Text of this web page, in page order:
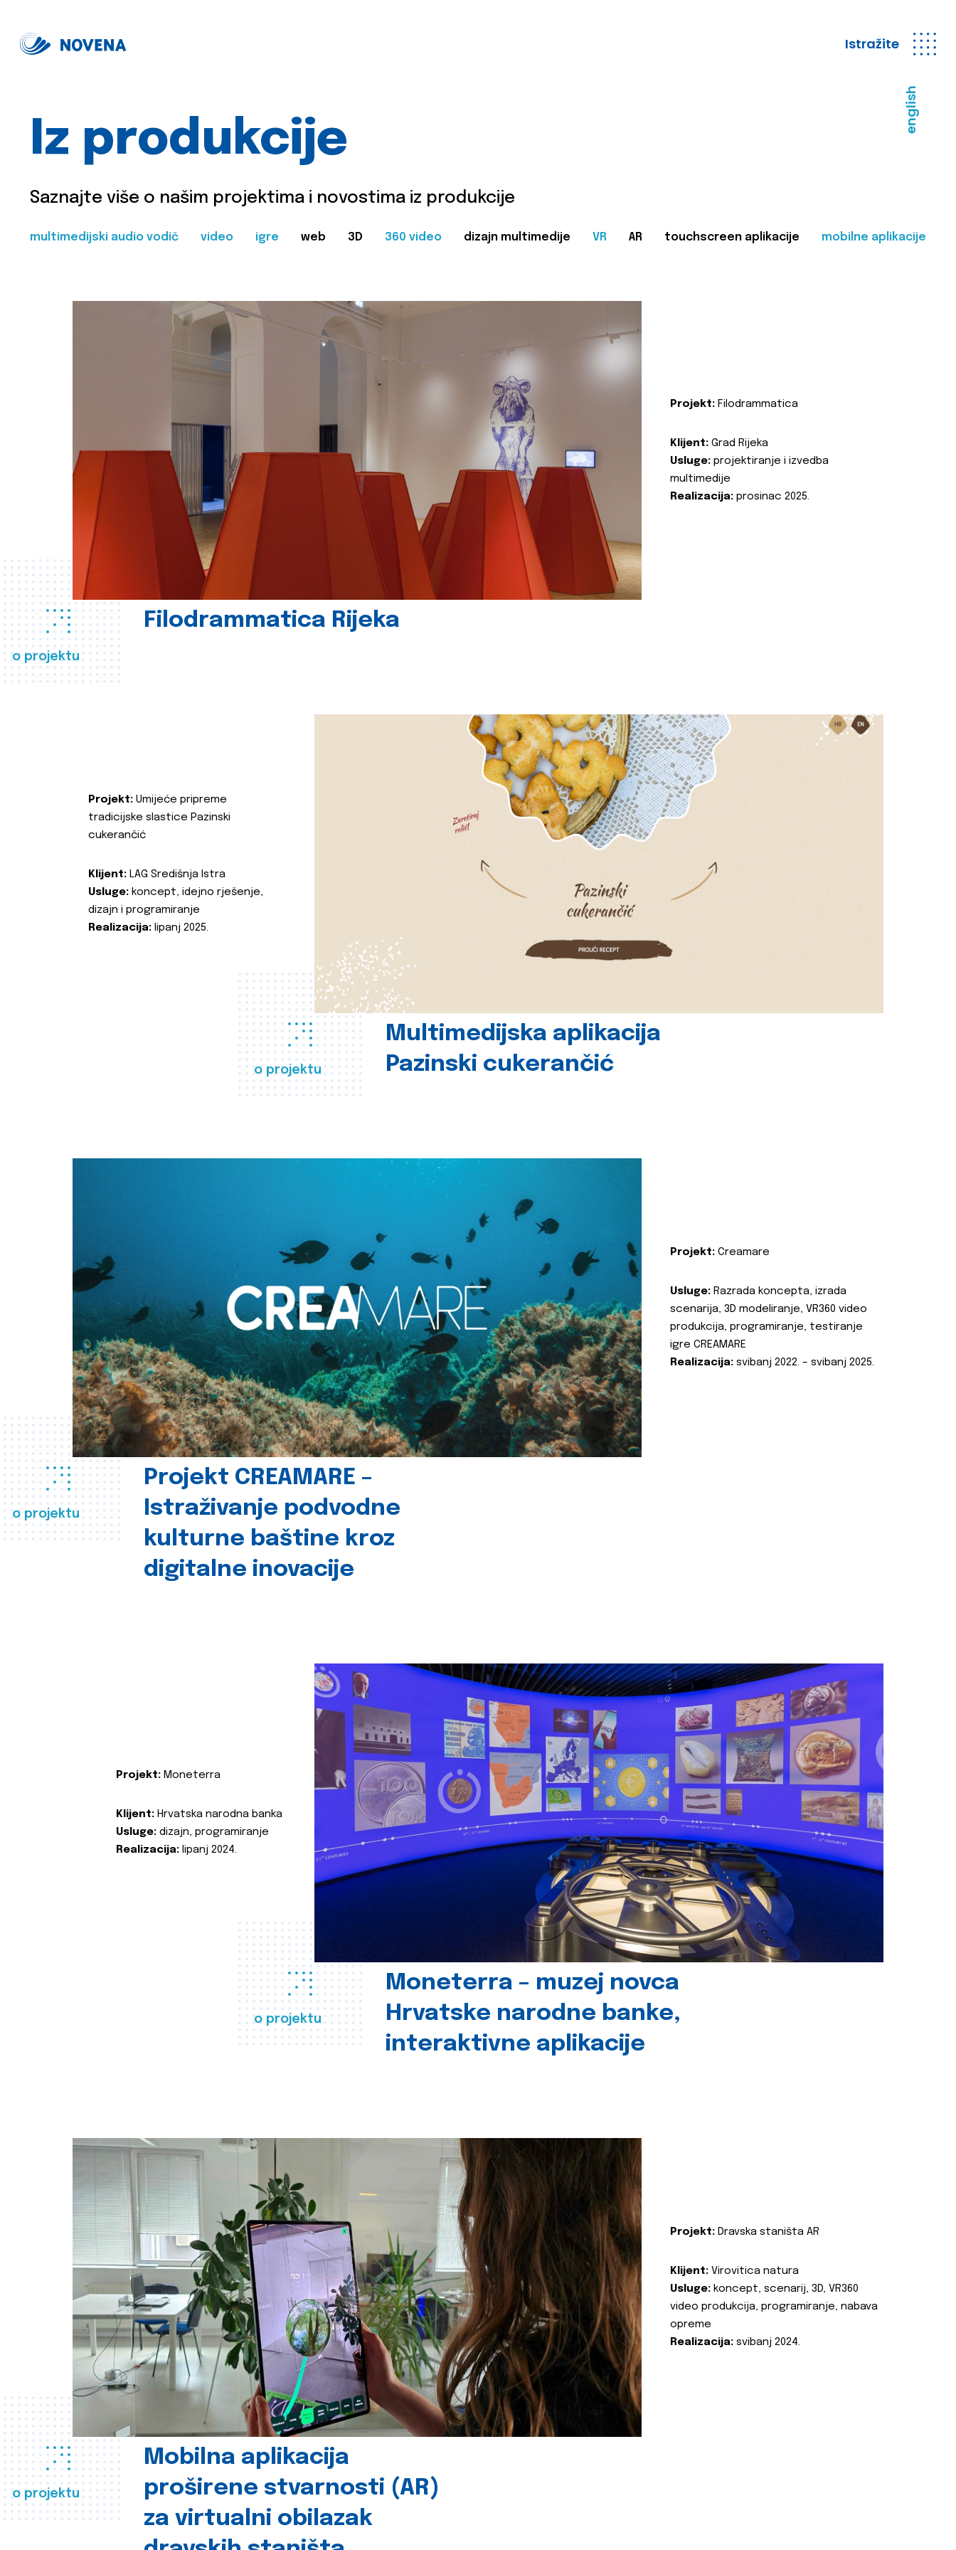
Istražite
english
Iz produkcije
Saznajte više o našim projektima i novostima iz produkcije
multimedijski audio vodič video igre web 3D 360 video dizajn multimedije VR AR touchscreen aplikacije mobilne aplikacije
o projektu
Filodrammatica Rijeka
Projekt: Filodrammatica
Klijent: Grad Rijeka
Usluge: projektiranje i izvedba
multimedije
Realizacija: prosinac 2025.
o projektu
Multimedijska aplikacija
Pazinski cukerančić
Projekt: Umijeće pripreme
tradicijske slastice Pazinski
cukerančić
Klijent: LAG Središnja Istra
Usluge: koncept, idejno rješenje,
dizajn i programiranje
Realizacija: lipanj 2025.
o projektu
Projekt CREAMARE –
Istraživanje podvodne
kulturne baštine kroz
digitalne inovacije
Projekt: Creamare
Usluge: Razrada koncepta, izrada
scenarija, 3D modeliranje, VR360 video
produkcija, programiranje, testiranje
igre CREAMARE
Realizacija: svibanj 2022. – svibanj 2025.
o projektu
Moneterra – muzej novca
Hrvatske narodne banke,
interaktivne aplikacije
Projekt: Moneterra
Klijent: Hrvatska narodna banka
Usluge: dizajn, programiranje
Realizacija: lipanj 2024.
o projektu
Mobilna aplikacija
proširene stvarnosti (AR)
za virtualni obilazak
Projekt: Dravska staništa AR
Klijent: Virovitica natura
Usluge: koncept, scenarij, 3D, VR360
video produkcija, programiranje, nabava
opreme
Realizacija: svibanj 2024.